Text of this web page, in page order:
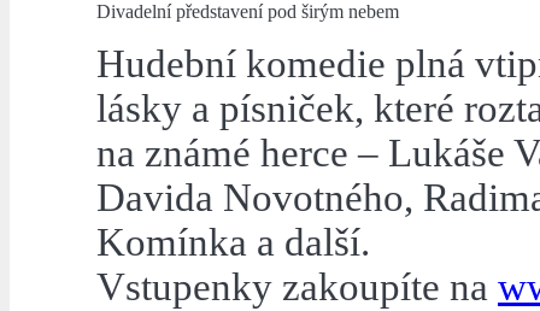
Divadelní představení pod širým nebem
Hudební komedie plná
lásky a písniček, které
na známé herce – Lukáše
Davida Novotného,
Komínka a další.
Vstupenky zakoupíte na